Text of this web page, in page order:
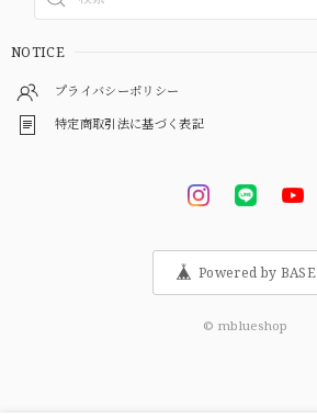
NOTICE
プライバシーポリシー
特定商取引法に基づく表記
Powered by BASE
© mblueshop